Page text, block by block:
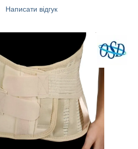
Написати відгук